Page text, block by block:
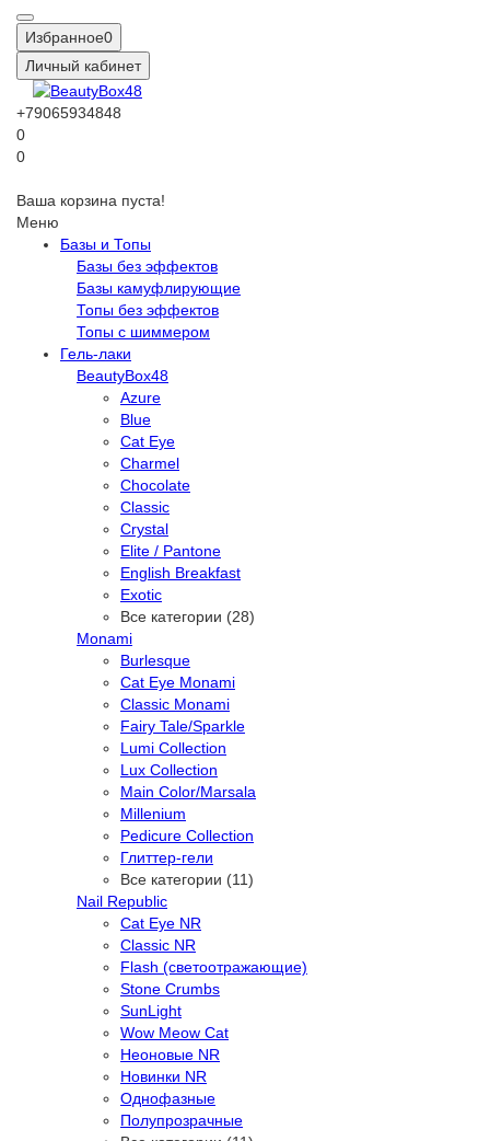
Избранное0
Личный кабинет
+79065934848
0
0
Ваша корзина пуста!
Меню
Базы и Топы
Базы без эффектов
Базы камуфлирующие
Топы без эффектов
Топы с шиммером
Гель-лаки
BeautyBox48
Azure
Blue
Cat Eye
Charmel
Chocolate
Classic
Crystal
Elite / Pantone
English Breakfast
Exotic
Все категории (28)
Monami
Burlesque
Cat Eye Monami
Classic Monami
Fairy Tale/Sparkle
Lumi Collection
Lux Collection
Main Color/Marsala
Millenium
Pedicure Collection
Глиттер-гели
Все категории (11)
Nail Republic
Cat Eye NR
Classic NR
Flash (светоотражающие)
Stone Crumbs
SunLight
Wow Meow Cat
Неоновые NR
Новинки NR
Однофазные
Полупрозрачные